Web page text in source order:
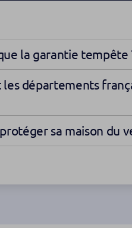
la garantie tempête
les départements
sa maison du